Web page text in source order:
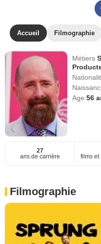
Accueil Filmographie
Métiers
Age56
27
ans de carrière
films et
Filmographie